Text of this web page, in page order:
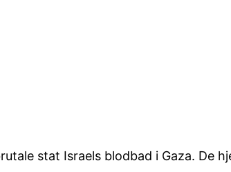
stat Israels blodbad i Gaza. De